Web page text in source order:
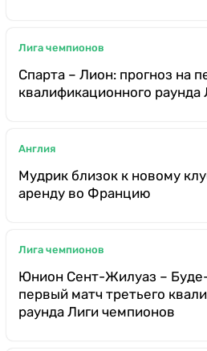
Лига чемпионов
Спарта – Лион: прогноз на
квалификационного раунда
Англия
Мудрик близок к новому
аренду во Францию
Лига чемпионов
Юнион Сент-Жилуаз –
первый матч третьего
раунда Лиги чемпионов